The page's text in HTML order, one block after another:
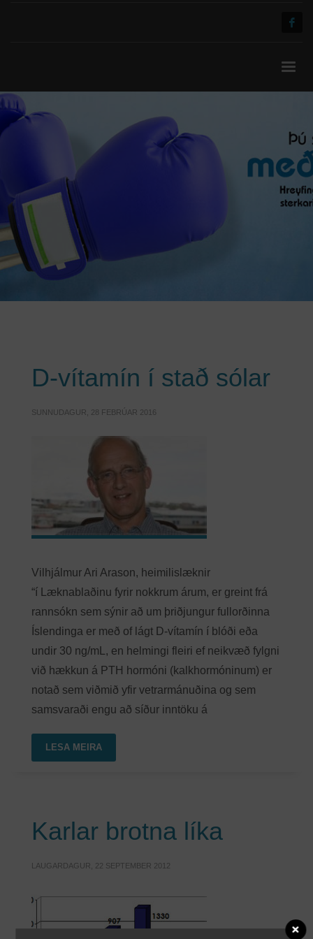
D-vítamín í stað sólar
SUNNUDAGUR, 28 FEBRÚAR 2016
Vilhjálmur Ari Arason, heimilislæknir
“í Læknablaðinu fyrir nokkrum árum, er greint frá
rannsókn sem sýnir að um þriðjungur fullorðinna
Íslendinga er með of lágt D-vítamín í blóði eða
undir 30 ng/mL, en helmingi fleiri ef neikvæð fylgni
við hækkun á PTH hormóni (kalkhormóninum) er
notað sem viðmið yfir vetrarmánuðina og sem
samsvaraði engu að síður inntöku á
LESA MEIRA
Karlar brotna líka
LAUGARDAGUR, 22 SEPTEMBER 2012